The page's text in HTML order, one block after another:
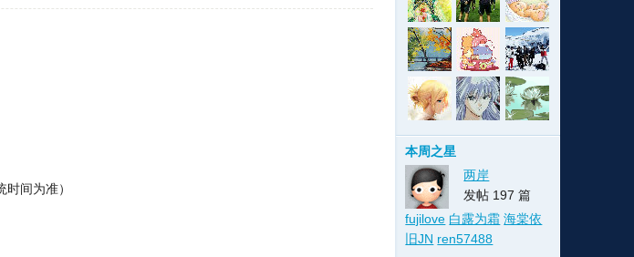
格e y w
n
k e
n l
e
格版公
室
版
间为准）
本周之星
两岸
发帖 197 篇
fujilove 白露为霜 海棠依
旧JN ren57488